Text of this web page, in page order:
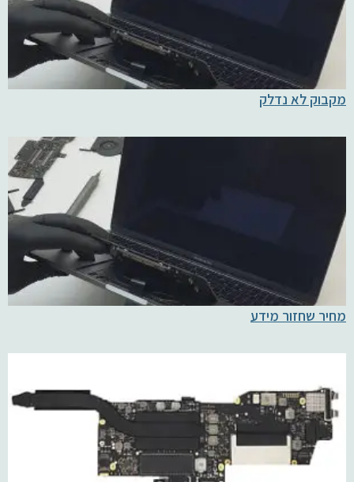
מקבוק לא נדלק
מחיר שחזור מידע